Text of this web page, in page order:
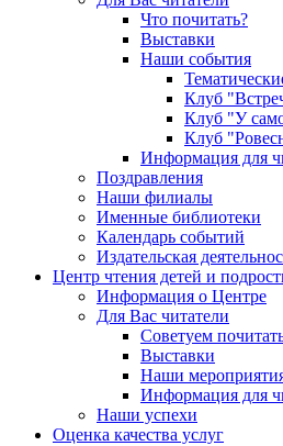
Что почитать?
Выставки
Наши события
Клуб
Клуб "У
Клуб
Информация для
Поздравления
Наши филиалы
Именные библиотеки
Календарь событий
Издательская
Центр чтения детей и
Информация о Центре
Для Вас читатели
Советуем
Выставки
Наши
Информация для
Наши успехи
Оценка качества услуг